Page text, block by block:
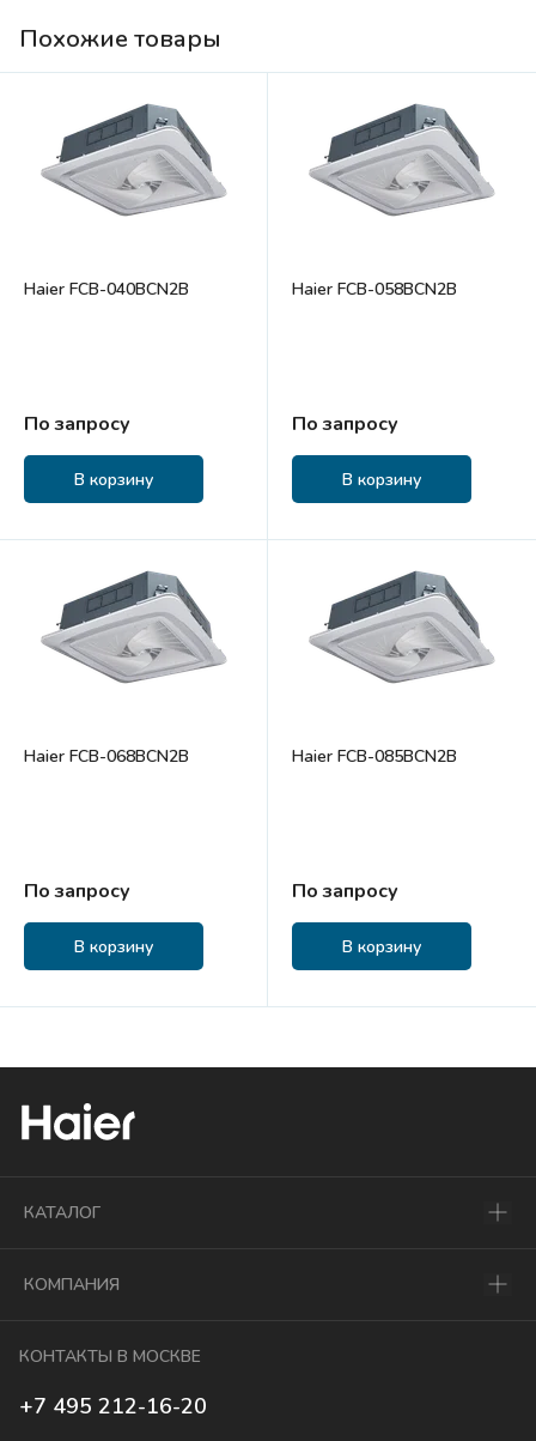
Похожие товары
Haier FCB-040BCN2B
По запросу
В корзину
Haier FCB-058BCN2B
По запросу
В корзину
Haier FCB-068BCN2B
По запросу
В корзину
Haier FCB-085BCN2B
По запросу
В корзину
КАТАЛОГ
КОМПАНИЯ
КОНТАКТЫ В МОСКВЕ
+7 495 212-16-20